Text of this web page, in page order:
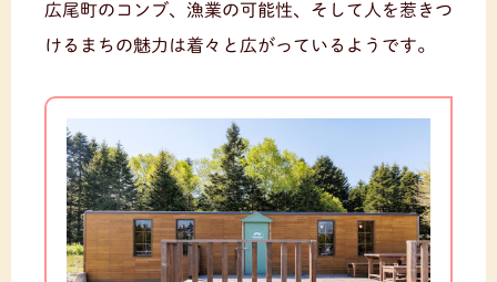
広尾町のコンブ、漁業の可能性、そして人を惹きつ
けるまちの魅力は着々と広がっているようです。